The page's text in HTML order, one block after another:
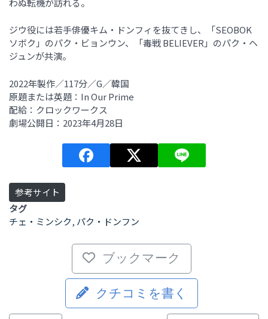
わぬ転機が訪れる。
ジウ役には若手俳優キム・ドンフィを抜てきし、「SEOBOK
ソボク」のパク・ビョンウン、「毒戦 BELIEVER」のパク・ヘ
ジュンが共演。
2022年製作／117分／G／韓国
原題または英題：In Our Prime
配給：クロックワークス
劇場公開日：2023年4月28日
参考サイト
タグ
チェ・ミンシク, パク・ドンフン
ブックマーク
クチコミを書く